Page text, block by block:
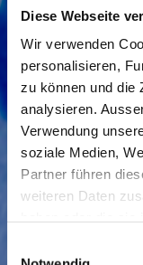
Diese Webseite
Wir verwenden
personalisieren,
zu können und die
analysieren.
Verwendung
soziale Medien,
Partner führen
weiteren Daten